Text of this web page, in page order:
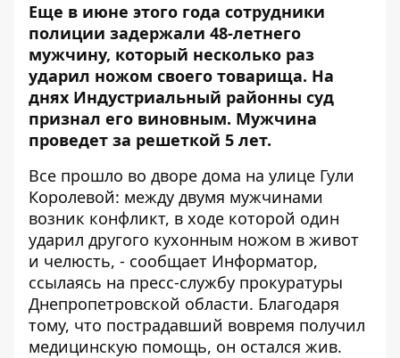
Еще в июне этого года сотрудники
полиции задержали 48-летнего
мужчину, который несколько раз
ударил ножом своего товарища. На
днях Индустриальный районны суд
признал его виновным. Мужчина
проведет за решеткой 5 лет.
Все прошло во дворе дома на улице Гули
Королевой: между двумя мужчинами
возник конфликт, в ходе которой один
ударил другого кухонным ножом в живот
и челюсть, - сообщает Информатор,
ссылаясь на пресс-службу прокуратуры
Днепропетровской области. Благодаря
тому, что пострадавший вовремя получил
медицинскую помощь, он остался жив.